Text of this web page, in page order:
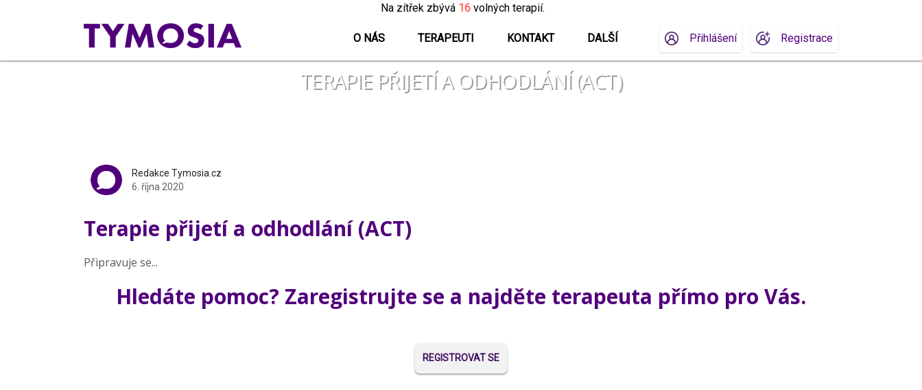
Na zítřek zbývá 16volných terapií.
O NÁS TERAPEUTI KONTAKT DALŠÍ Přihlášení Registrace
TERAPIE PŘIJETÍ A ODHODLÁNÍ (ACT)
Redakce Tymosia.cz
6. října 2020
Terapie přijetí a odhodlání (ACT)
Připravuje se...
Hledáte pomoc? Zaregistrujte se a najděte terapeuta přímo pro Vás.
REGISTROVAT SE